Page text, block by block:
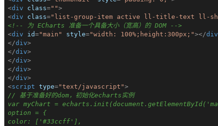
<div class="">
<div class="list-group-item active ll-title-text ll-
<!-- 为 ECharts 准备一个具备大小（宽高）的 DOM -->
<div id="main" style="width: 100%;height:300px;"></div
</div>
</div>
</div>
</div>
</div>
<script type="text/javascript">
// 基于准备好的dom，初始化echarts实例
var myChart =
option = {
color: ['#33ccff'],